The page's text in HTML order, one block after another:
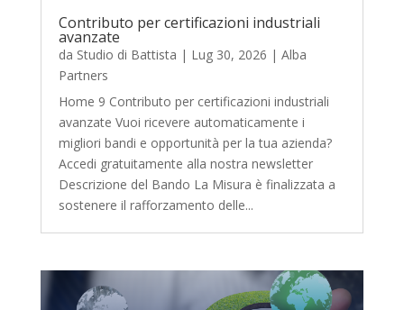
Contributo per certificazioni industriali
avanzate
da Studio di Battista | Lug 30, 2026 | Alba
Partners
Home 9 Contributo per certificazioni industriali
avanzate Vuoi ricevere automaticamente i
migliori bandi e opportunità per la tua azienda?
Accedi gratuitamente alla nostra newsletter
Descrizione del Bando La Misura è finalizzata a
sostenere il rafforzamento delle...